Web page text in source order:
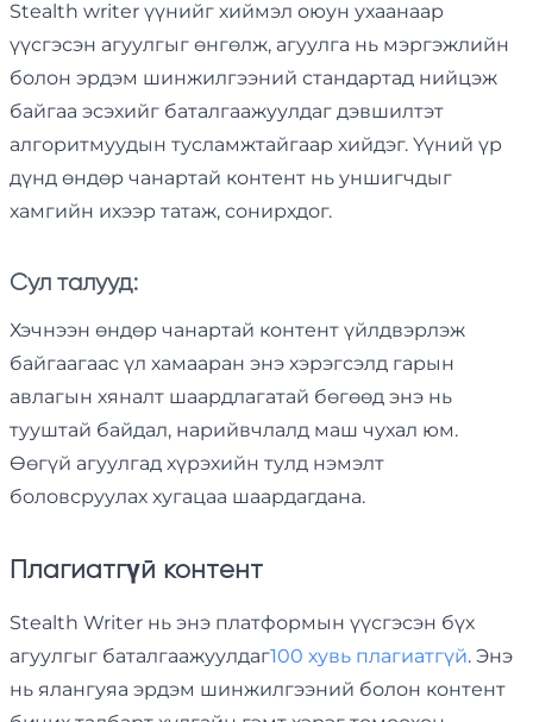
Stealth writer үүнийг хиймэл оюун ухаанаар
үүсгэсэн агуулгыг өнгөлж, агуулга нь мэргэжлийн
болон эрдэм шинжилгээний стандартад нийцэж
байгаа эсэхийг баталгаажуулдаг дэвшилтэт
алгоритмуудын тусламжтайгаар хийдэг. Үүний үр
дүнд өндөр чанартай контент нь уншигчдыг
хамгийн ихээр татаж, сонирхдог.
Сул талууд:
Хэчнээн өндөр чанартай контент үйлдвэрлэж
байгаагаас үл хамааран энэ хэрэгсэлд гарын
авлагын хяналт шаардлагатай бөгөөд энэ нь
тууштай байдал, нарийвчлалд маш чухал юм.
Өөгүй агуулгад хүрэхийн тулд нэмэлт
боловсруулах хугацаа шаардагдана.
Плагиатгүй контент
Stealth Writer нь энэ платформын үүсгэсэн бүх
агуулгыг баталгаажуулдаг100 хувь плагиатгүй. Энэ
нь ялангуяа эрдэм шинжилгээний болон контент